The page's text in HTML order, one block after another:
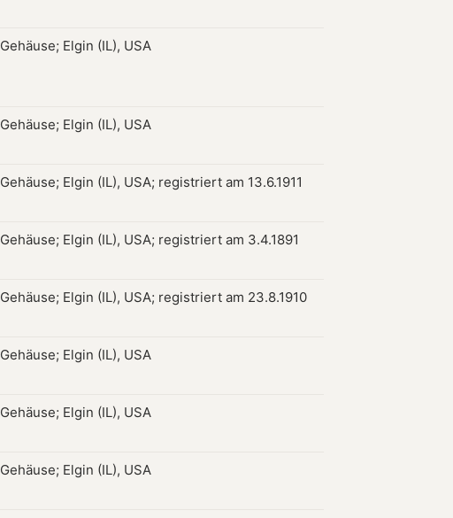
Gehäuse; Elgin (IL), USA
Gehäuse; Elgin (IL), USA
Gehäuse; Elgin (IL), USA; registriert am 13.6.1911
Gehäuse; Elgin (IL), USA; registriert am 3.4.1891
Gehäuse; Elgin (IL), USA; registriert am 23.8.1910
Gehäuse; Elgin (IL), USA
Gehäuse; Elgin (IL), USA
Gehäuse; Elgin (IL), USA